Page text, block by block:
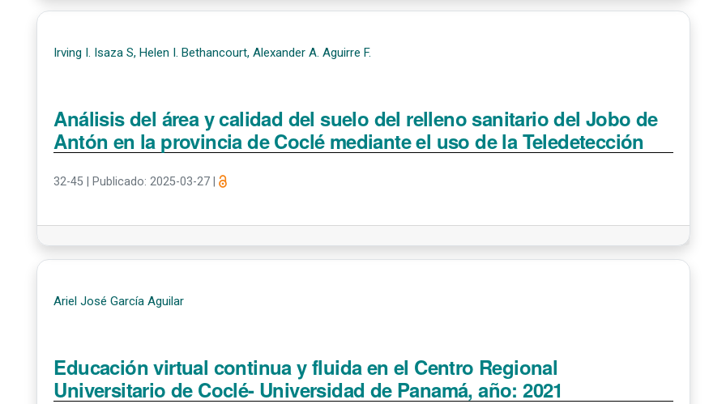
Irving I. Isaza S, Helen I. Bethancourt, Alexander A. Aguirre F.
Análisis del área y calidad del suelo del relleno sanitario del Jobo de
Antón en la provincia de Coclé mediante el uso de la Teledetección
32-45 Publicado: 2025-03-27 |
Ariel José García Aguilar
Educación virtual continua y fluida en el Centro Regional
Universitario de Coclé- Universidad de Panamá, año: 2021